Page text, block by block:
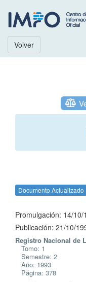
Volver
Documento Actualizado
Promulgación: 14/10/
Publicación: 21/10/
Registro Nacional de
Tomo: 1
Semestre: 2
Año: 1993
Página: 378